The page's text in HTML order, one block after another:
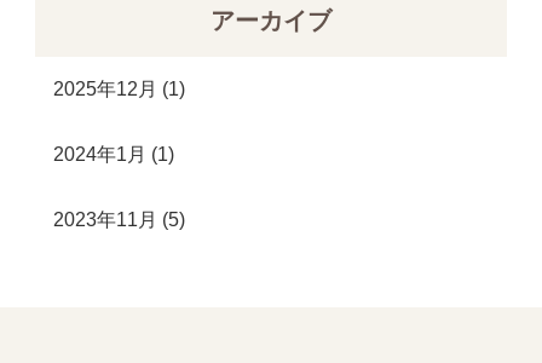
アーカイブ
2025年12月 (1)
2024年1月 (1)
2023年11月 (5)